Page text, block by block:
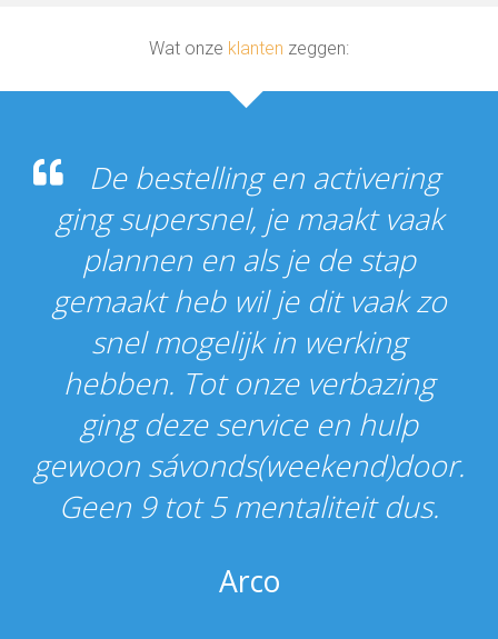
Wat onze klanten zeggen:
De bestelling en activering
ging supersnel, je maakt vaak
plannen en als je de stap
gemaakt heb wil je dit vaak zo
snel mogelijk in werking
hebben. Tot onze verbazing
ging deze service en hulp
gewoon sávonds(weekend)door.
Geen 9 tot 5 mentaliteit dus.
Arco